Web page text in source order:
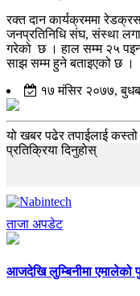
रक्त दान कार्यक्रममा
जनप्रतिनिधि संघ, संस्था
गरेको छ । हाल सम्म २५
साझ सम्म हुने बताइएको छ ।
१७ मंसिर २०७७,
यो खबर पढेर तपाईलाई
प्रतिक्रिया दिनुहोस्
ताजा अपडेट
आजदेखि लुम्बिनीमा एमालेको